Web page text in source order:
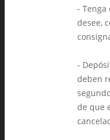
- Tenga
desee,
-
deben
de que